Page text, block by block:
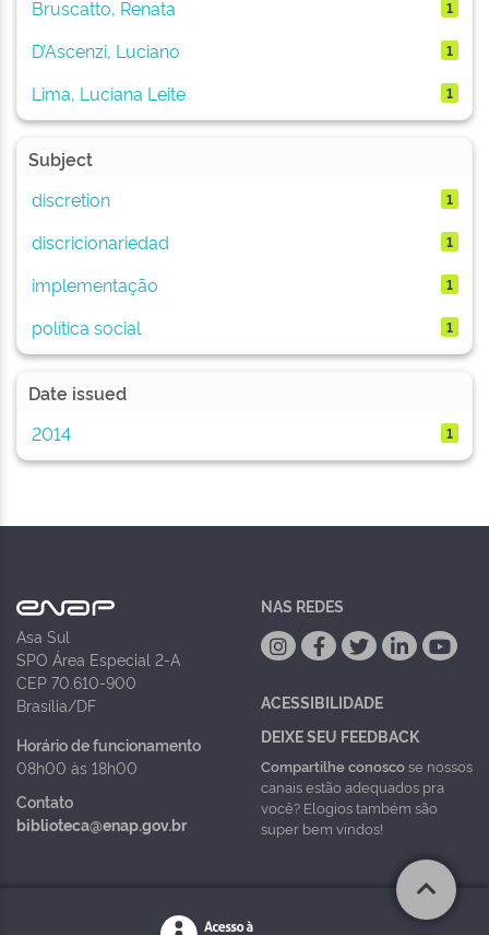
Bruscatto, Renata
1
D’Ascenzi, Luciano 1
Lima, Luciana Leite 1
Subject
discretion
1
discricionariedad 1
implementação 1
política social 1
Date issued
2014
1
Asa Sul
SPO Área Especial 2-A
CEP 70.610-900
Brasília/DF
Horário de funcionamento
08h00 às 18h00
Contato
biblioteca@enap.gov.br
NAS REDES
ACESSIBILIDADE
DEIXE SEU FEEDBACK
Compartilhe conoscose nossos
canais estão adequados pra
você? Elogios também são
super bem vindos!